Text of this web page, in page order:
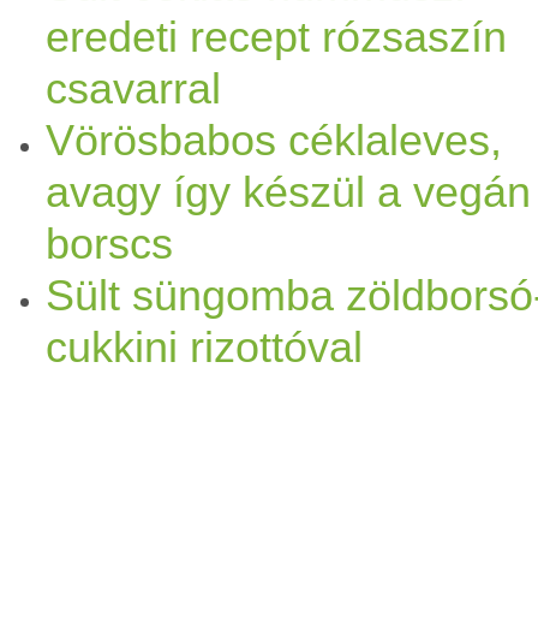
eredeti recept rózsaszín
csavarral
Vörösbabos céklaleves,
avagy így készül a vegán
borscs
Sült süngomba
cukkini rizottóval